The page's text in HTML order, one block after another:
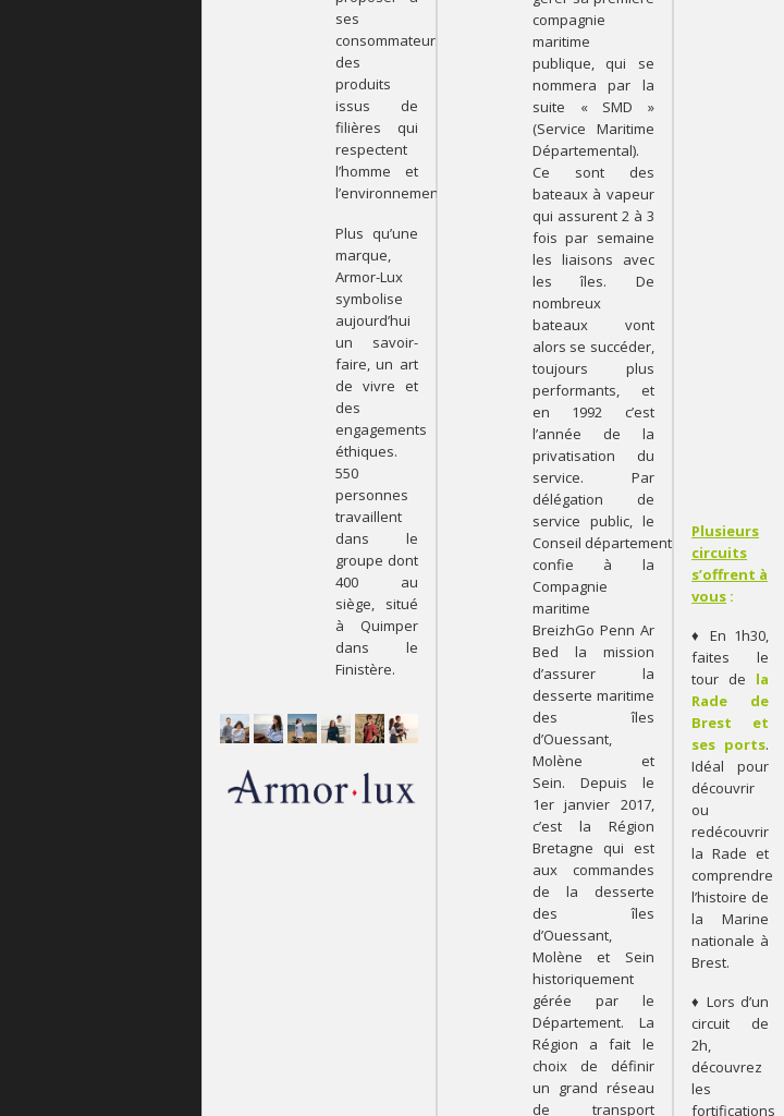
ses
consommateurs
des
produits
issus de
filières qui
respectent
l’homme et
l’environnement.
Plus qu’une
marque,
Armor-Lux
symbolise
aujourd’hui
un savoir-
faire, un art
de vivre et
des
engagements
éthiques.
550
personnes
travaillent
dans le
groupe dont
400 au
siège, situé
à Quimper
dans le
Finistère.
compagnie
maritime
publique, qui se
nommera par la
suite « SMD »
(Service Maritime
Départemental).
Ce sont des
bateaux à vapeur
qui assurent 2 à 3
fois par semaine
les liaisons avec
les îles. De
nombreux
bateaux vont
alors se succéder,
toujours plus
performants, et
en 1992 c’est
l’année de la
privatisation du
service. Par
délégation de
service public, le
Conseil départemental
confie à la
Compagnie
maritime
BreizhGo Penn Ar
Bed la mission
d’assurer la
desserte maritime
des îles
d’Ouessant,
Molène et
Sein. Depuis le
1er janvier 2017,
c’est la Région
Bretagne qui est
aux commandes
de la desserte
des îles
d’Ouessant,
Molène et Sein
historiquement
gérée par le
Département. La
Région a fait le
choix de définir
un grand réseau
de transport
Plusieurs
circuits
s’offrent à
vous :
♦ En 1h30,
faites le
tour de la
Rade de
Brest et
ses ports.
Idéal pour
découvrir
ou
redécouvrir
la Rade et
comprendre
l’histoire de
la Marine
nationale à
Brest.
♦ Lors d’un
circuit de
2h,
découvrez
les
fortifications